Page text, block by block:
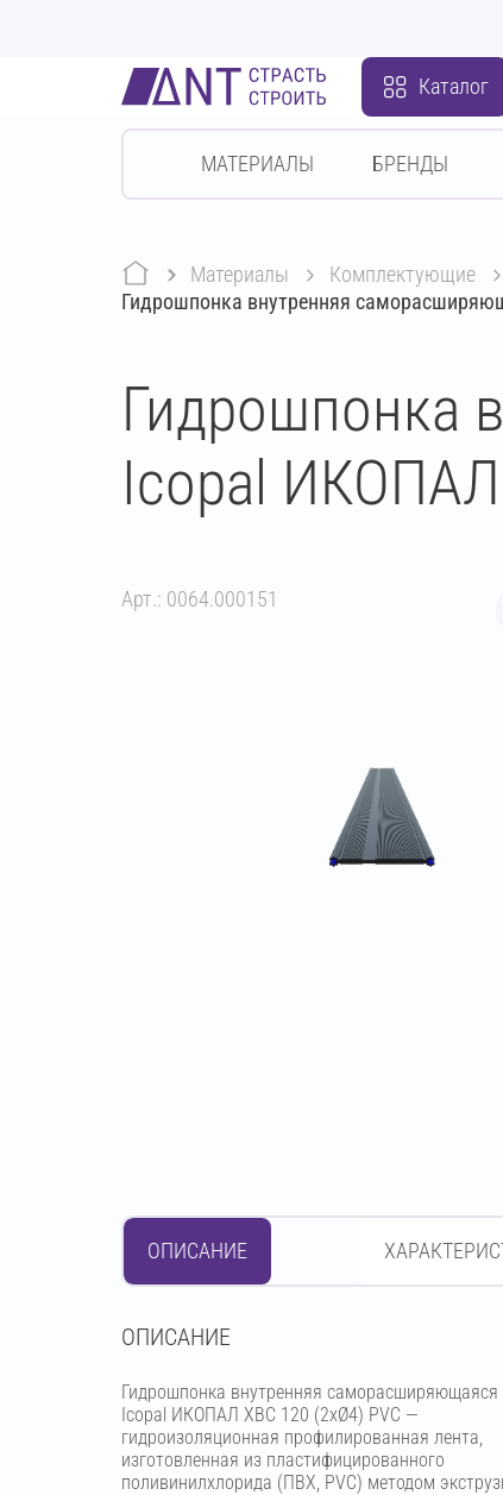
Каталог
МАТЕРИАЛЫ БРЕНДЫ
Материалы комплектующие
Гидрошпонка внутренняя
Гидрошпонка
Icopal ИКОПАЛ
Арт.: 0064.000151
ОПИСАНИЕ
OПИСАНИЕ
Гидрошпонка внутренняя саморасширяющаяся
Icopal ИКОПАЛ ХВС 120 (2хØ4) PVC —
гидроизоляционная профилированная лента,
изготовленная из пластифицированного
поливинилхлорида (ПВХ, PVC) методом